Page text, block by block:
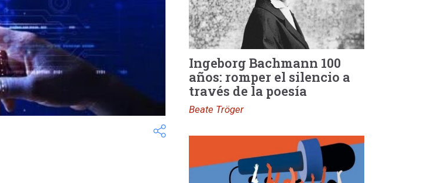
Ingeborg Bachmann 100
años: romper el silencio a
través de la poesía
Beate Tröger